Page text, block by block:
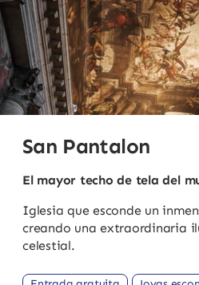
San Pantalon
El mayor techo de tela del
Iglesia que esconde un
creando una extraordinaria
celestial.